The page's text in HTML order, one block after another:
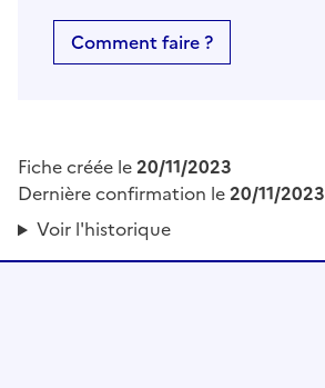
Comment faire ?
Fiche créée le20/11/2023
Dernière confirmation le20/11/2023
Voir l'historique